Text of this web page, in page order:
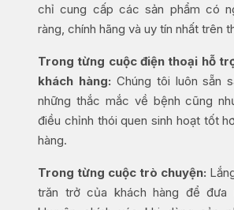
chỉ cung cấp các sản phẩm có
ràng, chính hãng và uy tín nhất trên
Trong từng cuộc điện thoại hỗ
khách hàng: Chúng tôi luôn sẵn
những thắc mắc về bệnh cũng
điều chỉnh thói quen sinh hoạt tốt
hàng.
Trong từng cuộc trò chuyện:
trăn trở của khách hàng để đưa